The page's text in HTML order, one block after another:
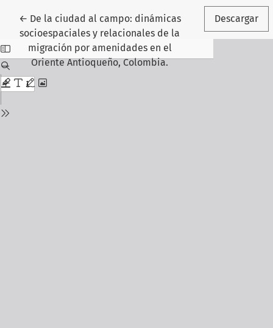
← Volver a los detalles del artículo
De la ciudad al campo: dinámicas
socioespaciales y relacionales de la
migración por amenidades en el
Oriente Antioqueño, Colombia.
Descargar